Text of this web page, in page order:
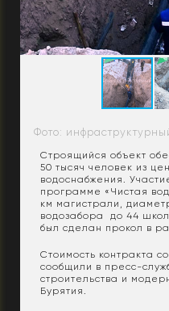
Фото:
Строящийся объект
50 тысяч человек из
водоснабжения.
программе «Чистая
км магистрали,
водозабора до 44
был сделан прокол в
Стоимость контракта
сообщили в пресс-
строительства и
Бурятия.